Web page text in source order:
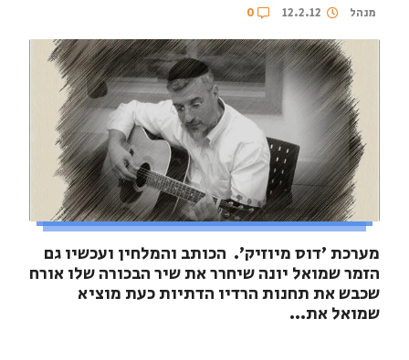
מנהל 12.2.12
0
מערכת 'דוס מיוזיק'. הכותב והמלחין ועכשיו גם
הזמר שמואל יונה שיחרר את שיר הבכורה שלו אורח
שכבש את תחנות הרדיו הדתיות כעת מוציא
שמואל את...